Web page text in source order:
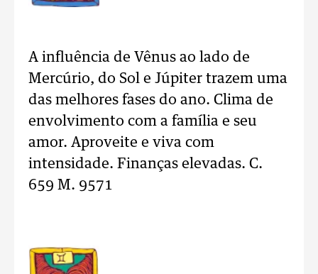
A influência de Vênus ao lado de
Mercúrio, do Sol e Júpiter trazem uma
das melhores fases do ano. Clima de
envolvimento com a família e seu
amor. Aproveite e viva com
intensidade. Finanças elevadas. C.
659 M. 9571